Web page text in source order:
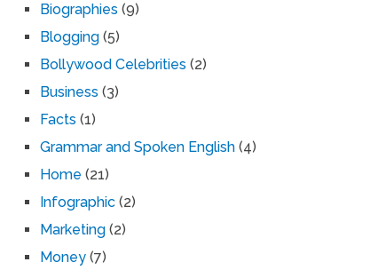
Biographies (9)
Blogging(5)
Bollywood Celebrities (2)
Business (3)
Facts (1)
Grammar and Spoken English(4)
Home (21)
Infographic(2)
Marketing(2)
Money(7)